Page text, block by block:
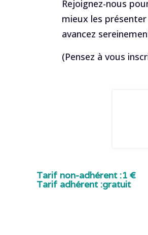
Rejoignez-nous
mieux les
avancez
(Pensez à vous
Tarif non-adhérent :1 €
Tarif adhérent :gratuit